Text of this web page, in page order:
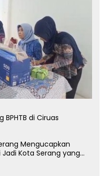
di Ciruas
Mengucapkan
Kota Serang yang